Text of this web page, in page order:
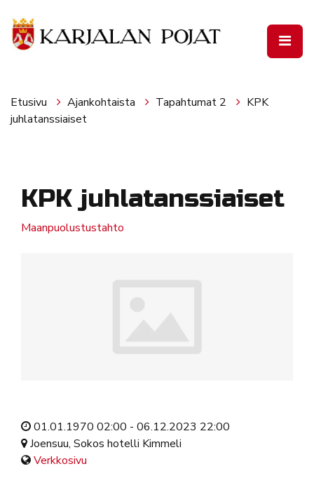
Etusivu Ajankohtaista Tapahtumat 2
KPK
juhlatanssiaiset
KPK juhlatanssiaiset
Maanpuolustustahto
01.01.1970 02:00 - 06.12.2023 22:00
Joensuu, Sokos hotelli Kimmeli
Verkkosivu